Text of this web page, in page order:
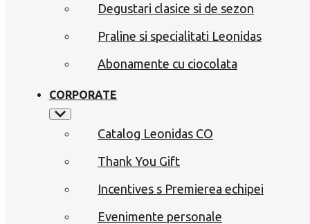
Degustari clasice si de sezon
Praline si specialitati Leonidas
Abonamente cu ciocolata
CORPORATE
Catalog Leonidas CO
Thank You Gift
Incentives s Premierea echipei
Evenimente personale